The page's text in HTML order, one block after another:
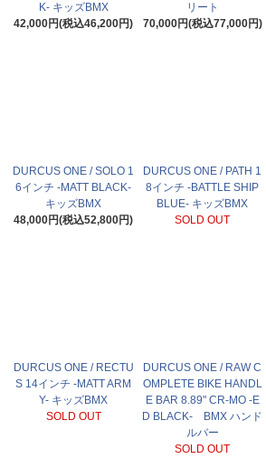
K- キッズBMX
42,000円(税込46,200円)
リート
70,000円(税込77,000円)
DURCUS ONE / SOLO 1
6インチ -MATT BLACK-
キッズBMX
48,000円(税込52,800円)
DURCUS ONE / PATH 1
8インチ -BATTLE SHIP
BLUE- キッズBMX
SOLD OUT
DURCUS ONE / RECTU
S 14インチ -MATT ARM
Y- キッズBMX
SOLD OUT
DURCUS ONE / RAW C
OMPLETE BIKE HANDL
E BAR 8.89" CR-MO -E
D BLACK- BMX ハンド
ルバー
SOLD OUT